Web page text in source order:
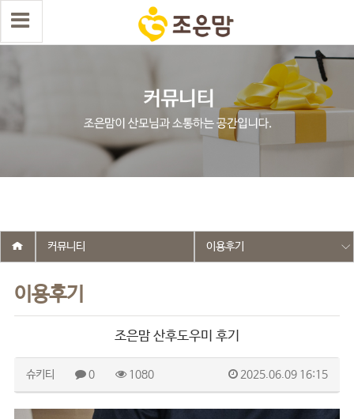
select wr_id, wr_subject from g5_write_m05_04 where wr_is_comment
= 0 and wr_datetime <= '2025-06-09 16:15:31' and wr_id <> '2572'
order by wr_datetime desc limit 1 asdasf
이용후기
커뮤니티 이용후기
조은맘 산후도우미 후기
슈키티 0 1080 2025.06.09 16:15